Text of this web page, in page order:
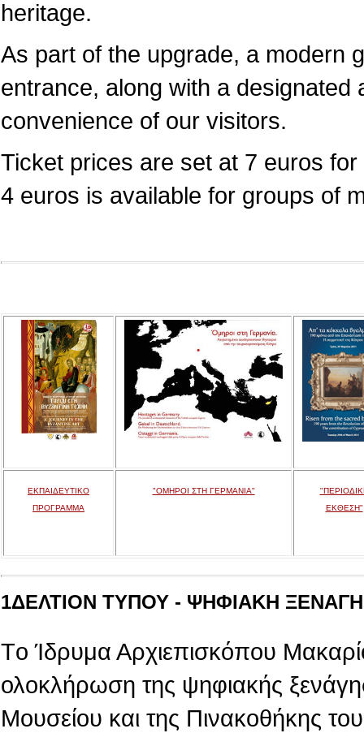
heritage.
As part of the upgrade, a modern
entrance, along with a
convenience of our visitors.
Ticket prices are set at 7 euros
4 euros is available for groups of
ΕΚΠΑΙΔΕΥΤΙΚΟ
ΠΡΟΓΡΑΜΜΑ
"ΟΜΗΡΟΙ ΣΤΗ ΓΕΡΜΑΝΙΑ"
ΕΚΘΕΣΗ"
1ΔΕΛΤΙΟΝ ΤΥΠΟΥ - ΨΗΦΙΑΚΗ
Tο Ίδρυμα Αρχιεπισκόπου
ολοκλήρωση της ψηφιακής
Μουσείου και της Πινακοθήκης